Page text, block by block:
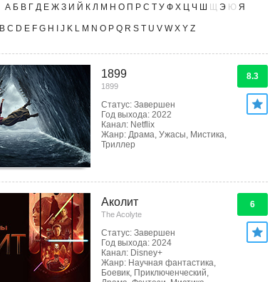
А Б В Г Д Е Ж З И Й К Л М Н О П Р С Т У Ф Х Ц Ч Ш Щ Э Ю Я
B C D E F G H J K L M N O P Q R S T U V W X Y Z
1899
1899
Статус: Завершен
Год выхода: 2022
Канал: Netflix
Жанр: Драма, Ужасы, Мистика,
Триллер
8.3
Аколит
The Acolyte
Статус: Завершен
Год выхода: 2024
Канал: Disney+
Жанр: Научная фантастика,
Боевик, Приключенческий,
6